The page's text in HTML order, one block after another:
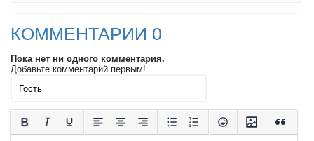
КОММЕНТАРИИ 0
Пока нет ни одного комментария.
Добавьте комментарий первым!